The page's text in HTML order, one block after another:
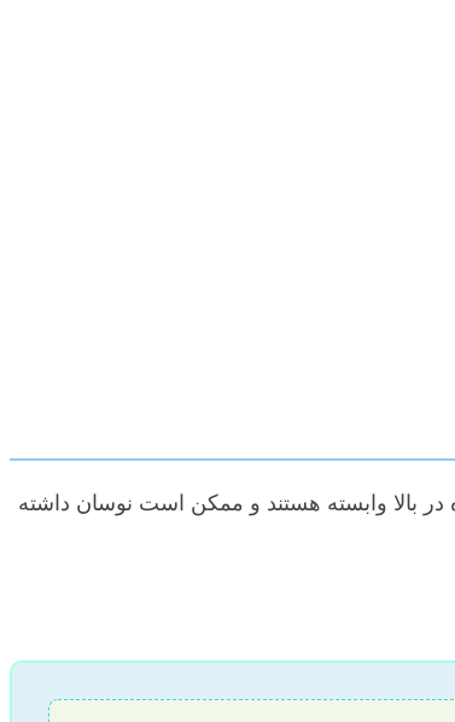
در بالا وابسته هستند و ممکن است نوسان داشته